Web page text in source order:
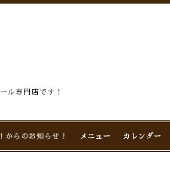
ル専門店です！
からのお知らせ！ メニュー カレンダー